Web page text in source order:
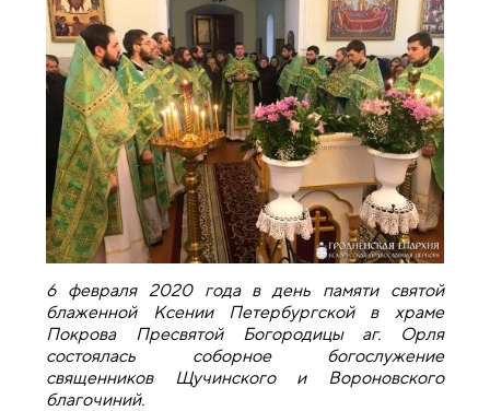
6 февраля 2020 года в день памяти святой
блаженной Ксении Петербургской в храме
Покрова Пресвятой Богородицы аг. Орля
состоялась соборное богослужение
священников Щучинского и Вороновского
благочиний.